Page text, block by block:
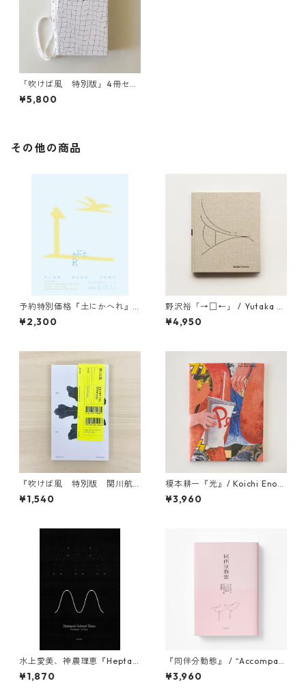
「吹けば風 特別版」4冊セッ
ト
¥5,800
その他の商品
予約特別価格『土にかへれ』
／ Pre-Order "TUTI NI KAER
E"
¥2,300
野沢裕「→□←」 / Yutaka N
ozawa “→□←”
¥4,950
『吹けば風 特別版 関川航
平』
¥1,540
榎本耕一『光』/ Koichi Enom
oto “Light”
¥3,960
水上愛美、神農理恵『Heptap
od Solresol Ruins』
¥1,870
『同伴分動態』 / “Accompani
ed Divergences”
¥3,960